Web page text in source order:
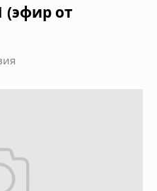
(эфир от